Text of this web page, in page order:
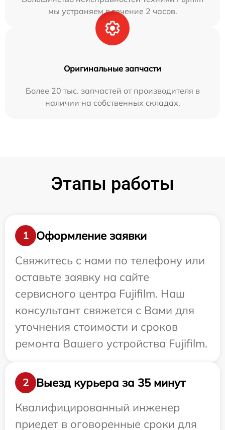
мы устраняем в течение 2 часов.
Оригинальные запчасти
Более 20 тыс. запчастей от производителя в
наличии на собственных складах.
Этапы работы
1
Оформление заявки
Свяжитесь с нами по телефону или
оставьте заявку на сайте
сервисного центра Fujifilm. Наш
консультант свяжется с Вами для
уточнения стоимости и сроков
ремонта Вашего устройства Fujifilm.
2
Выезд курьера за 35 минут
Квалифицированный инженер
приедет в оговоренные сроки для